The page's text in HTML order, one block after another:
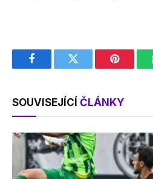
FacebookTwitter Pinterest
SOUVISEJÍCÍ ČLÁNKY